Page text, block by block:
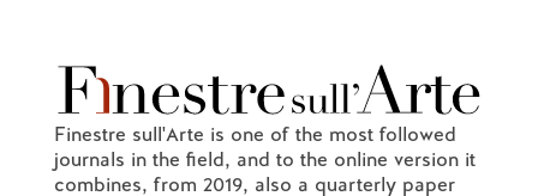
Finestre sull'Arte is one of the most followed
journals in the field, and to the online version it
combines, from 2019, also a quarterly paper